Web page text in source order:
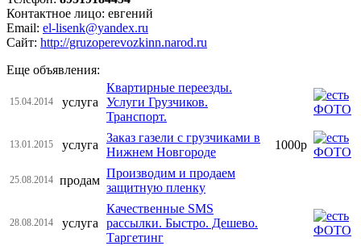
Контактное лицо: евгений
Email: el-lisenk@yandex.ru
Сайт: http://gruzoperevozkinn.narod.ru
Еще объявления:
15.04.2014 услуга
Квартирные переезды.
Услуги Грузчиков.
Транспорт.
13.01.2015 услуга
Заказ газели с грузчиками в
Нижнем Новгороде
1000р
25.08.2014 продам
Производим и продаем
защитную пленку
28.08.2014 услуга
Качественные SMS
рассылки. Быстро. Дешево.
Таргетинг